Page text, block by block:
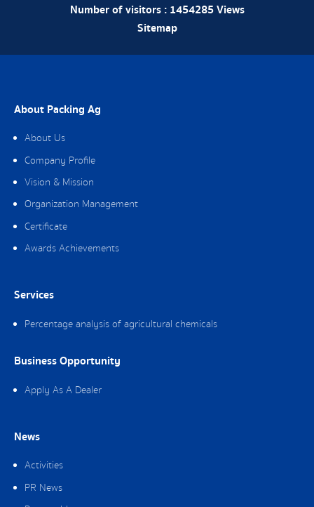
Number of visitors : 1454285Views
Sitemap
About Packing Ag
About Us
Company Profile
Vision & Mission
Organization Management
Certificate
Awards Achievements
Services
Percentage analysis of agricultural chemicals
Business Opportunity
Apply As A Dealer
News
Activities
PR News